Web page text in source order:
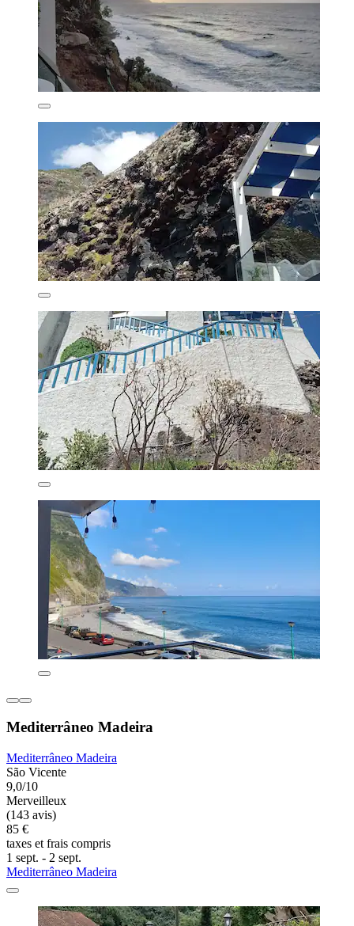
Mediterrâneo Madeira
Mediterrâneo Madeira
São Vicente
9,0/10
Merveilleux
(143 avis)
85 €
taxes et frais compris
1 sept. - 2 sept.
Mediterrâneo Madeira